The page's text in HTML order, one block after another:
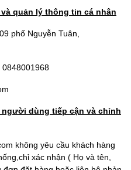
quản lý thông tin cá nhân
phố Nguyễn Tuân,
dùng tiếp cận và chỉnh
không yêu cầu khách hàng
xác nhận ( Họ và tên,